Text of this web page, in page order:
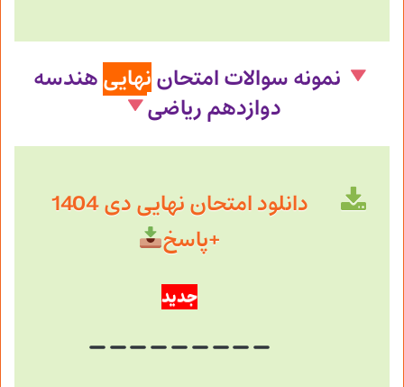
نمونه سوالات امتحاننهاییهندسه
دوازدهمریاضی
دانلود امتحان نهایی دی 1404
+پاسخ
جدید